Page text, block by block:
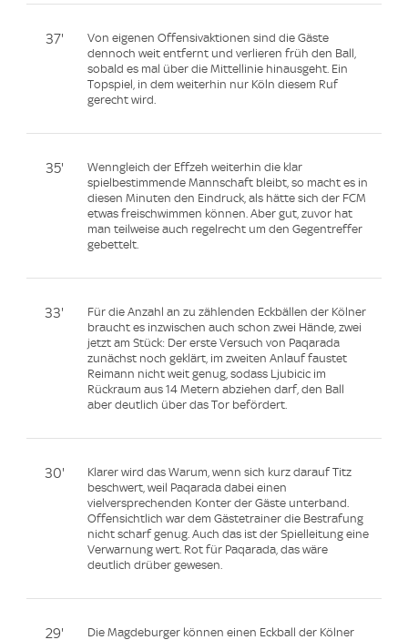
37'
Von eigenen Offensivaktionen sind die Gäste
dennoch weit entfernt und verlieren früh den Ball,
sobald es mal über die Mittellinie hinausgeht. Ein
Topspiel, in dem weiterhin nur Köln diesem Ruf
gerecht wird.
35'
Wenngleich der Effzeh weiterhin die klar
spielbestimmende Mannschaft bleibt, so macht es in
diesen Minuten den Eindruck, als hätte sich der FCM
etwas freischwimmen können. Aber gut, zuvor hat
man teilweise auch regelrecht um den Gegentreffer
gebettelt.
33'
Für die Anzahl an zu zählenden Eckbällen der Kölner
braucht es inzwischen auch schon zwei Hände, zwei
jetzt am Stück: Der erste Versuch von Paqarada
zunächst noch geklärt, im zweiten Anlauf faustet
Reimann nicht weit genug, sodass Ljubicic im
Rückraum aus 14 Metern abziehen darf, den Ball
aber deutlich über das Tor befördert.
30'
Klarer wird das Warum, wenn sich kurz darauf Titz
beschwert, weil Paqarada dabei einen
vielversprechenden Konter der Gäste unterband.
Offensichtlich war dem Gästetrainer die Bestrafung
nicht scharf genug. Auch das ist der Spielleitung eine
Verwarnung wert. Rot für Paqarada, das wäre
deutlich drüber gewesen.
29' Die Magdeburger können einen Eckball der Kölner